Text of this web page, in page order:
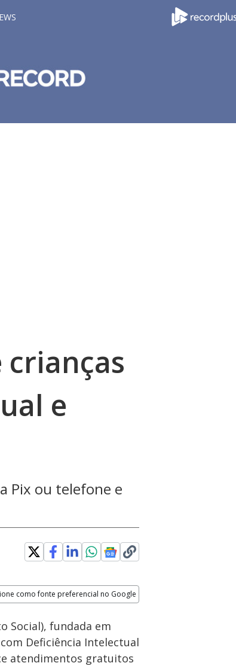
crianças
e
Pix ou telefone e
como fonte preferencial no Google
Social), fundada em
Deficiência Intelectual
atendimentos gratuitos